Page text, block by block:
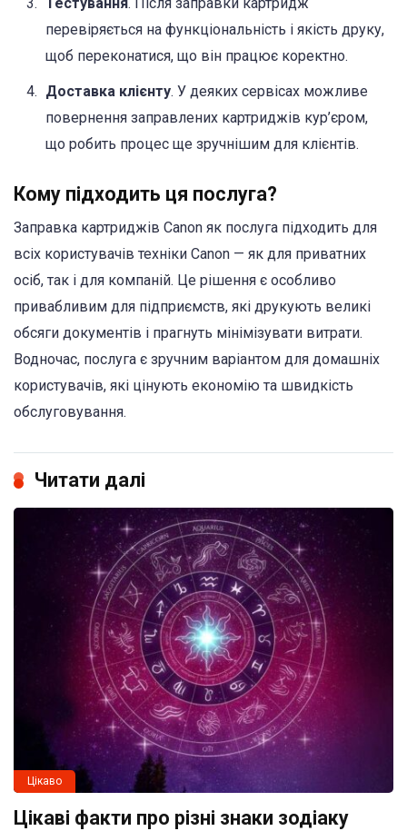
перевіряється на функціональність і якість друку,
щоб переконатися, що він працює коректно.
Доставка клієнту. У деяких сервісах можливе
повернення заправлених картриджів кур’єром,
що робить процес ще зручнішим для клієнтів.
Кому підходить ця послуга?
Заправка картриджів Canon як послуга підходить для
всіх користувачів техніки Canon — як для приватних
осіб, так і для компаній. Це рішення є особливо
привабливим для підприємств, які друкують великі
обсяги документів і прагнуть мінімізувати витрати.
Водночас, послуга є зручним варіантом для домашніх
користувачів, які цінують економію та швидкість
обслуговування.
Читати далі
Цікаво
Цікаві факти про різні знаки зодіаку